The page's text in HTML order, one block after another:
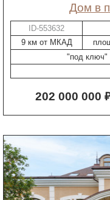
дом в
ID-553632
9 км от МКАД
"под ключ"
202 000 000